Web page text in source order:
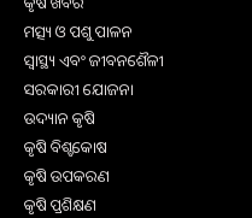
ମତ୍ସ୍ୟ ଓ ପଶୁ ପାଳନ
ସ୍ୱାସ୍ଥ୍ୟ ଏବଂ ଜୀବନଶୈଳୀ
ସରକାରୀ ଯୋଜନା
ଉଦ୍ୟାନ କୃଷି
କୃଷି ବିଶ୍ବକୋଷ
କୃଷି ଉପକରଣ
କୃଷି ପ୍ରଶିକ୍ଷଣ